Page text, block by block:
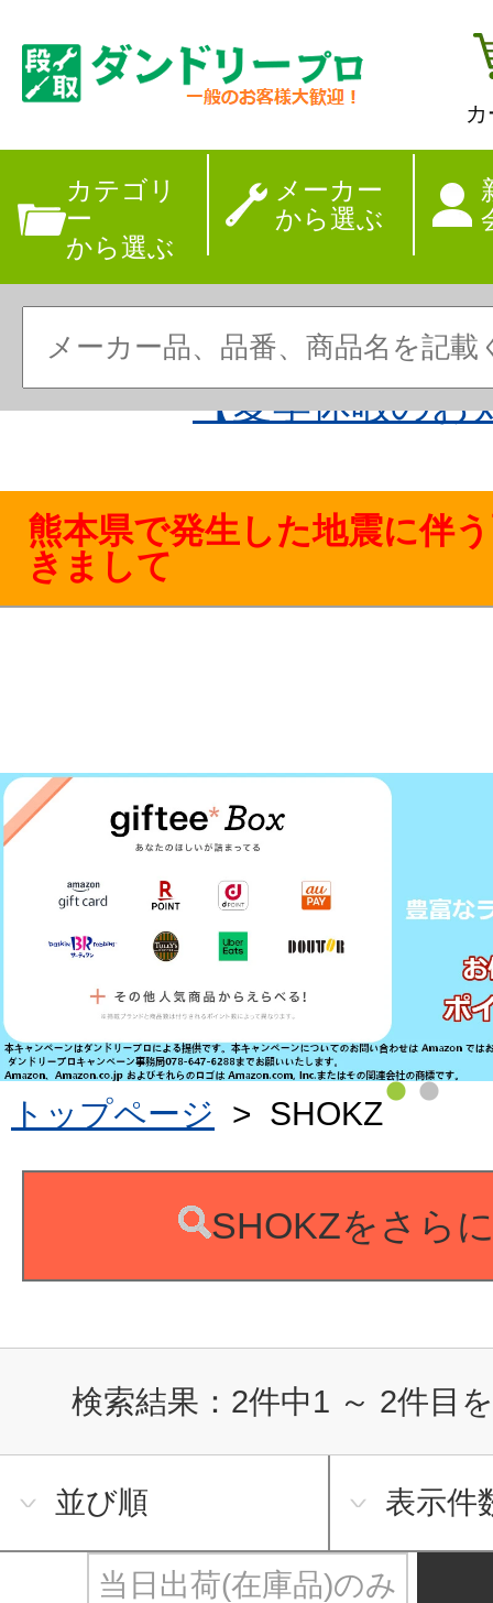
カテゴリ
ー
から選ぶ
メーカー
から選ぶ
【夏季休暇のお
熊本県で発生した地震に伴
きまして
トップページ > SHOKZ
SHOKZをさら
検索結果： 2件中1 ～ 2件目
並び順 表示件
当日出荷(在庫品)のみ